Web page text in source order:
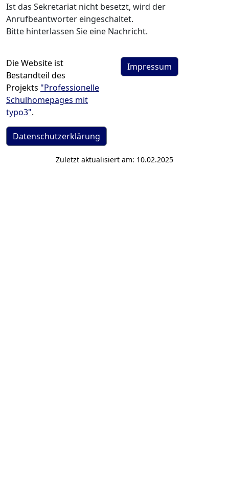
Ist das Sekretariat nicht besetzt, wird der
Anrufbeantworter eingeschaltet.
Bitte hinterlassen Sie eine Nachricht.
Die Website ist
Bestandteil des
Projekts "Professionelle
Schulhomepages mit
typo3".
Impressum
Datenschutzerklärung
Zuletzt aktualisiert am: 10.02.2025